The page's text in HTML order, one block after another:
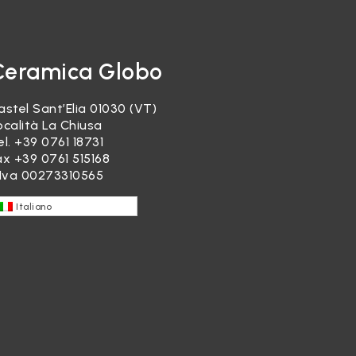
Globo
Sant’Elia 01030 (VT)
La Chiusa
+39 0761 18731
+39 0761 515168
00273310565
Italiano